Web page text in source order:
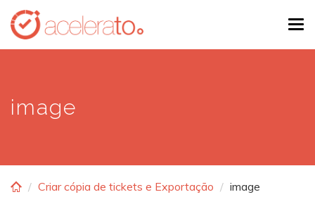
Skip
main
image
Criar cópia de tickets e Exportação image